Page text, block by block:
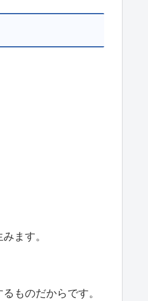
ます。
ものだからです。